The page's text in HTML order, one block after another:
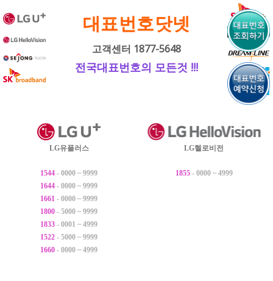
용
으
로
로
대표번호닷넷
고객센터 1877-5648
전국대표번호의 모든것 !!!
LG유플러스
1544 - 0000 ~ 9999
1644 - 0000 ~ 9999
1661 - 0000 ~ 9999
1800 - 5000 ~ 9999
1833 - 0001 ~ 4999
1522 - 5000 ~ 9999
1660 - 0000 ~ 4999
LG헬로비전
1855- 0000 ~ 4999